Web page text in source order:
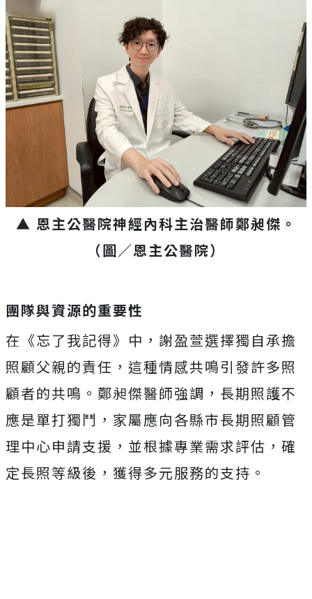
▲ 恩主公醫院神經內科主治醫師鄭昶傑。
（圖／恩主公醫院）
團隊與資源的重要性
在《忘了我記得》中，謝盈萱選擇獨自承擔
照顧父親的責任，這種情感共鳴引發許多照
顧者的共鳴。鄭昶傑醫師強調，長期照護不
應是單打獨鬥，家屬應向各縣市長期照顧管
理中心申請支援，並根據專業需求評估，確
定長照等級後，獲得多元服務的支持。